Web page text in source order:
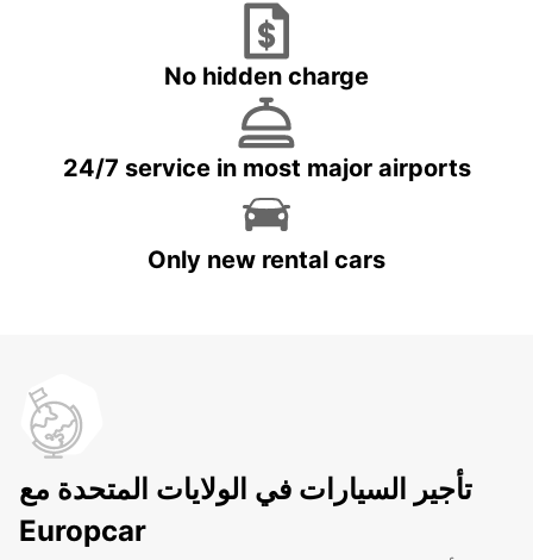
No hidden charge
24/7 service in most major airports
Only new rental cars
تأجير السيارات في الولايات المتحدة مع
Europcar